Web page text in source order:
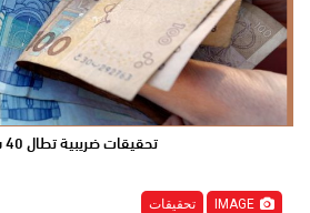
تحقيقات ضريبية تطال 40 شخصاً
تحقيقات